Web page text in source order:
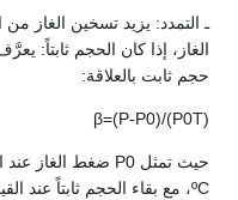
ـ التمدد: يزيد تسخين الغاز
الغاز، إذا كان الحجم
حجم ثابت بالعلاقة:
β=(P-P0)/(P0T)